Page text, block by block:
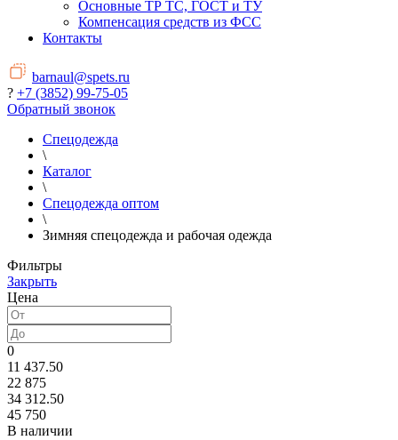
Основные ТР ТС, ГОСТ и ТУ
Компенсация средств из ФСС
Контакты
barnaul@spets.ru
? +7 (3852) 99-75-05
Обратный звонок
Спецодежда
\
Каталог
\
Спецодежда оптом
\
Зимняя спецодежда и рабочая одежда
Фильтры
Закрыть
Цена
0
11 437.50
22 875
34 312.50
45 750
В наличии